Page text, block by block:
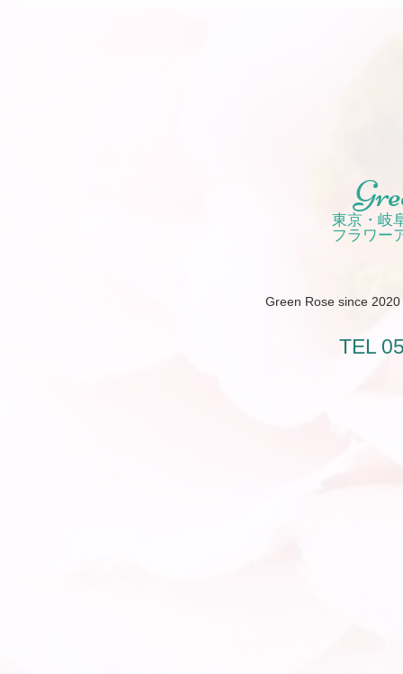
東京・岐
フラワー
Green Rose since
TEL